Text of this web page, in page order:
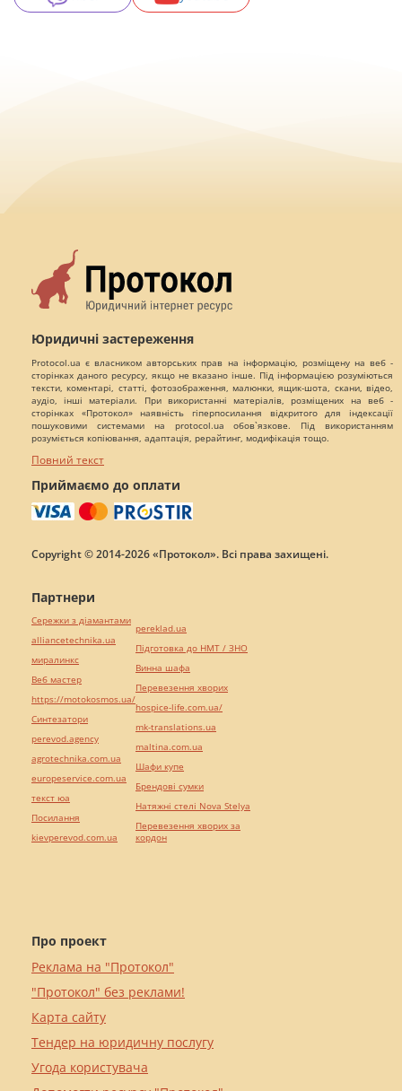
Юридичні застереження
Protocol.ua є власником авторських прав на інформацію, розміщену на веб -
сторінках даного ресурсу, якщо не вказано інше. Під інформацією розуміються
тексти, коментарі, статті, фотозображення, малюнки, ящик-шота, скани, відео,
аудіо, інші матеріали. При використанні матеріалів, розміщених на веб -
сторінках «Протокол» наявність гіперпосилання відкритого для індексації
пошуковими системами на protocol.ua обов`язкове. Під використанням
розуміється копіювання, адаптація, рерайтинг, модифікація тощо.
Повний текст
Приймаємо до оплати
Copyright © 2014-2026 «Протокол». Всі права захищені.
Про проект
Реклама на "Протокол"
"Протокол" без реклами!
Карта сайту
Тендер на юридичну послугу
Угода користувача
Партнери
Сережки з діамантами
alliancetechnika.ua
миралинкс
Веб мастер
https://motokosmos.ua/
Синтезатори
perevod.agency
agrotechnika.com.ua
europeservice.com.ua
текст юа
Посилання
kievperevod.com.ua
pereklad.ua
Підготовка до НМТ / ЗНО
Винна шафа
Перевезення хворих
hospice-life.com.ua/
mk-translations.ua
maltina.com.ua
Шафи купе
Брендові сумки
Натяжні стелі Nova Stelya
Перевезення хворих за
кордон